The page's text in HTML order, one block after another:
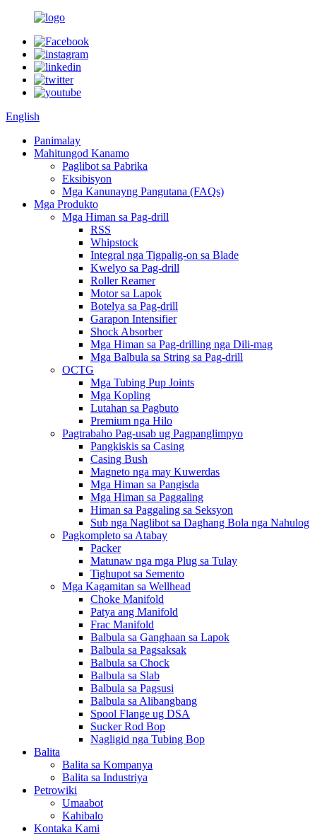
English
Panimalay
Mahitungod Kanamo
Paglibot sa Pabrika
Eksibisyon
Mga Kanunayng Pangutana (FAQs)
Mga Produkto
Mga Himan sa Pag-drill
RSS
Whipstock
Integral nga Tigpalig-on sa Blade
Kwelyo sa Pag-drill
Roller Reamer
Motor sa Lapok
Botelya sa Pag-drill
Garapon Intensifier
Shock Absorber
Mga Himan sa Pag-drilling nga Dili-mag
Mga Balbula sa String sa Pag-drill
OCTG
Mga Tubing Pup Joints
Mga Kopling
Lutahan sa Pagbuto
Premium nga Hilo
Pagtrabaho Pag-usab ug Pagpanglimpyo
Pangkiskis sa Casing
Casing Bush
Magneto nga may Kuwerdas
Mga Himan sa Pangisda
Mga Himan sa Paggaling
Himan sa Paggaling sa Seksyon
Sub nga Naglibot sa Daghang Bola nga Nahulog
Pagkompleto sa Atabay
Packer
Matunaw nga mga Plug sa Tulay
Tighupot sa Semento
Mga Kagamitan sa Wellhead
Choke Manifold
Patya ang Manifold
Frac Manifold
Balbula sa Ganghaan sa Lapok
Balbula sa Pagsaksak
Balbula sa Chock
Balbula sa Slab
Balbula sa Pagsusi
Balbula sa Alibangbang
Spool Flange ug DSA
Sucker Rod Bop
Nagligid nga Tubing Bop
Balita
Balita sa Kompanya
Balita sa Industriya
Petrowiki
Umaabot
Kahibalo
Kontaka Kami